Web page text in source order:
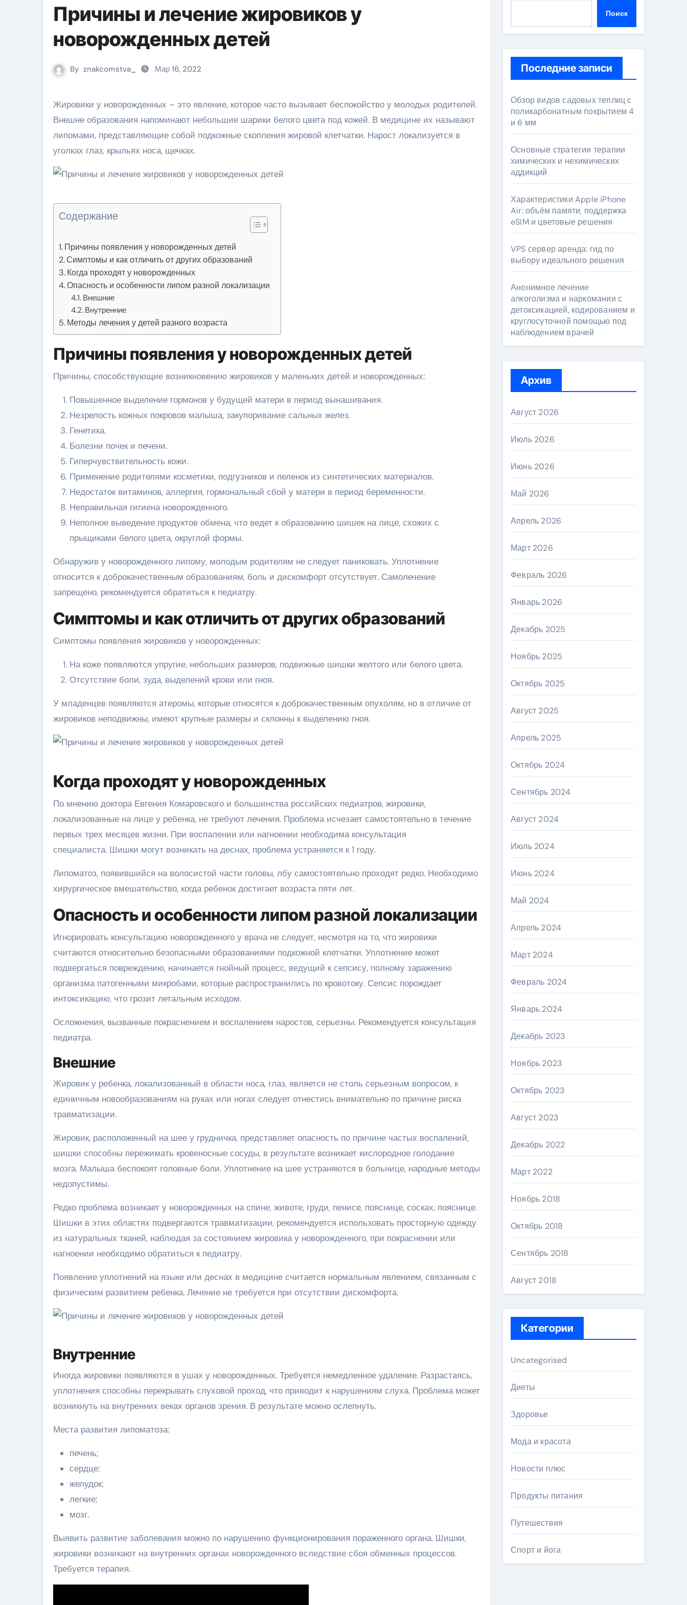
Причины и лечение жировиков у
новорожденных детей
By znakcomstva_ Мар 16, 2022
Жировики у новорожденных – это явление, которое часто вызывает беспокойство у молодых родителей.
Внешне образования напоминают небольшие шарики белого цвета под кожей. В медицине их называют
липомами, представляющие собой подкожные скопления жировой клетчатки. Нарост локализуется в
уголках глаз, крыльях носа, щечках.
Содержание
Причины появления у новорожденных детей
Симптомы и как отличить от других образований
Когда проходят у новорожденных
Опасность и особенности липом разной локализации
Внешние
Внутренние
Методы лечения у детей разного возраста
Причины появления у новорожденных детей
Причины, способствующие возникновению жировиков у маленьких детей и новорожденных:
Повышенное выделение гормонов у будущей матери в период вынашивания.
Незрелость кожных покровов малыша, закупоривание сальных желез.
Генетика.
Болезни почек и печени.
Гиперчувствительность кожи.
Применение родителями косметики, подгузников и пеленок из синтетических материалов.
Недостаток витаминов, аллергия, гормональный сбой у матери в период беременности.
Неправильная гигиена новорожденного.
Неполное выведение продуктов обмена, что ведет к образованию шишек на лице, схожих с
прыщиками белого цвета, округлой формы.
Обнаружив у новорожденного липому, молодым родителям не следует паниковать. Уплотнение
относится к доброкачественным образованиям, боль и дискомфорт отсутствует. Самолечение
запрещено, рекомендуется обратиться к педиатру.
Симптомы и как отличить от других образований
Симптомы появления жировиков у новорожденных:
На коже появляются упругие, небольших размеров, подвижные шишки желтого или белого цвета.
Отсутствие боли, зуда, выделений крови или гноя.
У младенцев появляются атеромы, которые относятся к доброкачественным опухолям, но в отличие от
жировиков неподвижны, имеют крупные размеры и склонны к выделению гноя.
Когда проходят у новорожденных
По мнению доктора Евгения Комаровского и большинства российских педиатров, жировики,
локализованные на лице у ребенка, не требуют лечения. Проблема исчезает самостоятельно в течение
первых трех месяцев жизни. При воспалении или нагноении необходима консультация
специалиста. Шишки могут возникать на деснах, проблема устраняется к 1 году.
Липоматоз, появившийся на волосистой части головы, лбу самостоятельно проходят редко. Необходимо
хирургическое вмешательство, когда ребенок достигает возраста пяти лет.
Опасность и особенности липом разной локализации
Игнорировать консультацию новорожденного у врача не следует, несмотря на то, что жировики
считаются относительно безопасными образованиями подкожной клетчатки. Уплотнение может
подвергаться повреждению, начинается гнойный процесс, ведущий к сепсису, полному заражению
организма патогенными микробами, которые распространились по кровотоку. Сепсис порождает
интоксикацию, что грозит летальным исходом.
Осложнения, вызванные покраснением и воспалением наростов, серьезны. Рекомендуется консультация
педиатра.
Внешние
Жировик у ребенка, локализованный в области носа, глаз, является не столь серьезным вопросом, к
единичным новообразованиям на руках или ногах следует отнестись внимательно по причине риска
травматизации.
Жировик, расположенный на шее у грудничка, представляет опасность по причине частых воспалений,
шишки способны пережимать кровеносные сосуды, в результате возникает кислородное голодание
мозга. Малыша беспокоят головные боли. Уплотнение на шее устраняются в больнице, народные методы
недопустимы.
Редко проблема возникает у новорожденных на спине, животе, груди, пенисе, пояснице, сосках, пояснице.
Шишки в этих областях подвергаются травматизации, рекомендуется использовать просторную одежду
из натуральных тканей, наблюдая за состоянием жировика у новорожденного, при покраснении или
нагноении необходимо обратиться к педиатру.
Появление уплотнений на языке или деснах в медицине считается нормальным явлением, связанным с
физическим развитием ребенка. Лечение не требуется при отсутствии дискомфорта.
Внутренние
Иногда жировики появляются в ушах у новорожденных. Требуется немедленное удаление. Разрастаясь,
уплотнения способны перекрывать слуховой проход, что приводит к нарушениям слуха. Проблема может
возникнуть на внутренних веках органов зрения. В результате можно ослепнуть.
Места развития липоматоза:
печень;
сердце;
желудок;
легкие;
мозг.
Выявить развитие заболевания можно по нарушению функционирования пораженного органа. Шишки,
жировики возникают на внутренних органах новорожденного вследствие сбоя обменных процессов.
Требуется терапия.
Поиск
Последние записи
Обзор видов садовых теплиц с
поликарбонатным покрытием 4
и 6 мм
Основные стратегии терапии
химических и нехимических
аддикций
Характеристики Apple iPhone
Air: объём памяти, поддержка
eSIM и цветовые решения
VPS сервер аренда: гид по
выбору идеального решения
Анонимное лечение
алкоголизма и наркомании с
детоксикацией, кодированием и
круглосуточной помощью под
наблюдением врачей
Архив
Август 2026
Июль 2026
Июнь 2026
Май 2026
Апрель 2026
Март 2026
Февраль 2026
Январь 2026
Декабрь 2025
Ноябрь 2025
Октябрь 2025
Август 2025
Апрель 2025
Октябрь 2024
Сентябрь 2024
Август 2024
Июль 2024
Июнь 2024
Май 2024
Апрель 2024
Март 2024
Февраль 2024
Январь 2024
Декабрь 2023
Ноябрь 2023
Октябрь 2023
Август 2023
Декабрь 2022
Март 2022
Ноябрь 2018
Октябрь 2018
Сентябрь 2018
Август 2018
Категории
Uncategorised
Диеты
Здоровье
Мода и красота
Новости плюс
Продукты питания
Путешествия
Спорт и йога